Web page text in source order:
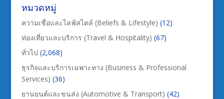
หมวดหมู่
ความเชื่อและไลฟ์สไตล์ (Beliefs & Lifestyle) (12)
ท่องเที่ยวและบริการ (Travel & Hospitality) (67)
ทั่วไป (2,068)
ธุรกิจและบริการเฉพาะทาง (Business & Professional
Services) (36)
ยานยนต์และขนส่ง (Automotive & Transport) (42)